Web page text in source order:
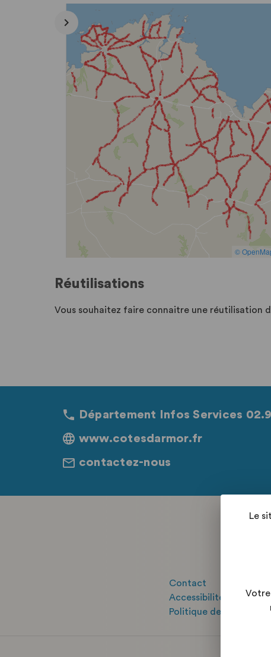
Réutilisations
Vous souhaitez faire connaitre une réutilisation
Département Infos Services
www.cotesdarmor.fr
contactez-nous
Contact
Accessibilité :
Politique de
Le
Votre